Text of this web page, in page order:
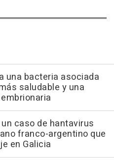
una bacteria asociada
saludable y una
caso de hantavirus
franco-argentino que
en Galicia